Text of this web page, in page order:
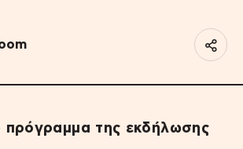
πρόγραμμα της εκδήλωσης